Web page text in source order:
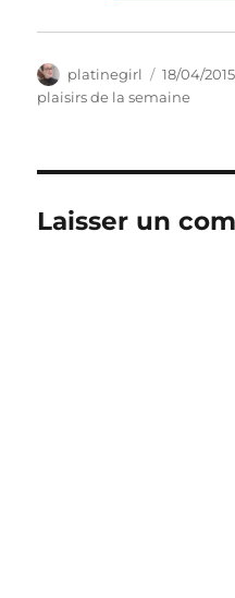
Auteur
platinegirl
Publié
le
18/04/2015
plaisirs de la semaine
Laisser un